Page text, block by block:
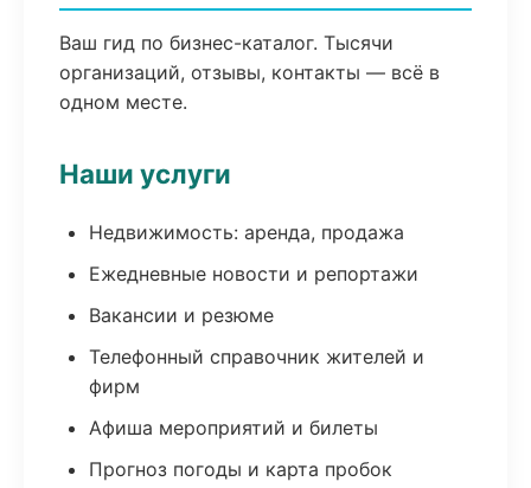
Ваш гид по бизнес-каталог. Тысячи
организаций, отзывы, контакты — всё в
одном месте.
Наши услуги
Недвижимость: аренда, продажа
Ежедневные новости и репортажи
Вакансии и резюме
Телефонный справочник жителей и
фирм
Афиша мероприятий и билеты
Прогноз погоды и карта пробок